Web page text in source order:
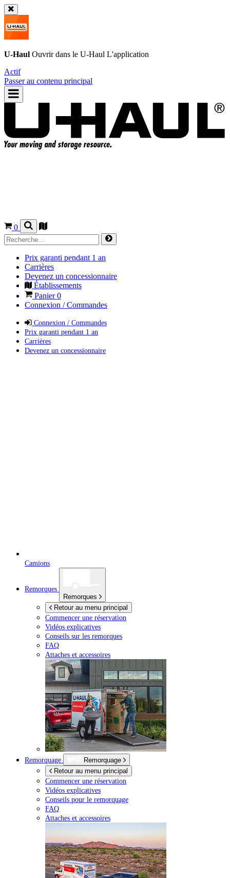
U-Haul Ouvrir dans le U-Haul L'application
Actif
Passer au contenu principal
0
Prix garanti pendant 1 an
Carrières
Devenez un concessionnaire
Établissements
Panier0
Connexion / Commandes
Connexion / Commandes
Prix garanti pendant 1 an
Carrières
Devenez un concessionnaire
Camions
Remorques
Remorques
Retour au menu principal
Commencer une réservation
Vidéos explicatives
Conseils sur les remorques
FAQ
Attaches et accessoires
Remorquage
Remorquage
Retour au menu principal
Commencer une réservation
Vidéos explicatives
Conseils pour le remorquage
FAQ
Attaches et accessoires